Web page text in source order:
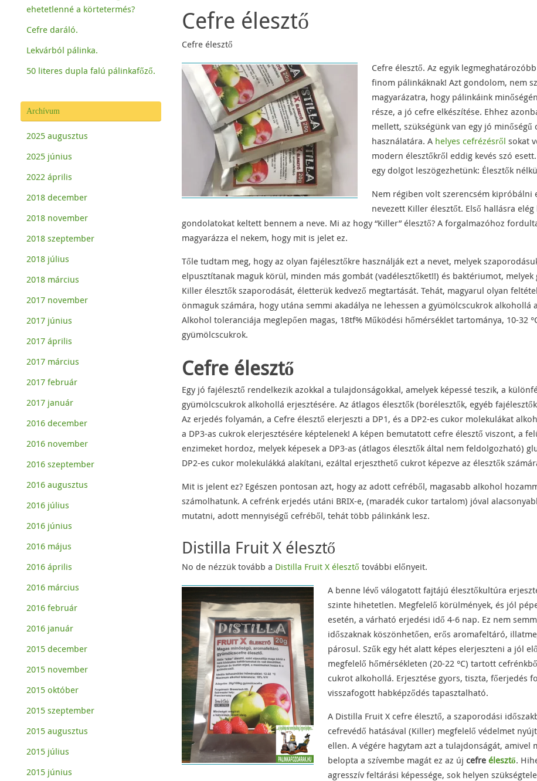
Cefre élesztő
Cefre élesztő
Cefre élesztő. Az egyik
finom pálinkáknak! Azt gondolom, nem
magyarázatra, hogy pálinkáink
része, a jó cefre elkészítése. Ehhez
mellett, szükségünk van egy jó minőségű
használatára. A helyes cefrézésről sokat
modern élesztőkről eddig kevés szó
egy dolgot leszögezhetünk: Élesztők
Nem régiben volt szerencsém kipróbálni
nevezett Killer élesztőt. Első hallásra
gondolatokat keltett bennem a neve. Mi az hogy “Killer” élesztő? A forgalmazóhoz
magyarázza el nekem, hogy mit is jelet ez.
Tőle tudtam meg, hogy az olyan fajélesztőkre használják ezt a nevet, melyek
elpusztítanak maguk körül, minden más gombát (vadélesztőket!!) és baktériumot, melyek
Killer élesztők szaporodását, életterük kedvező megtartását. Tehát, magyarul olyan
önmaguk számára, hogy utána semmi akadálya ne lehessen a gyümölcscukrok alkohollá
Alkohol toleranciája meglepően magas, 18tf% Működési hőmérséklet tartománya, 10-32
gyümölcscukrok.
Cefre élesztő
Egy jó fajélesztő rendelkezik azokkal a tulajdonságokkal, amelyek képessé teszik, a
gyümölcscukrok alkohollá erjesztésére. Az átlagos élesztők (borélesztők, egyéb
Az erjedés folyamán, a Cefre élesztő elerjeszti a DP1, és a DP2-es cukor molekulákat
a DP3-as cukrok elerjesztésére képtelenek! A képen bemutatott cefre élesztő viszont, a
enzimeket hordoz, melyek képesek a DP3-as (átlagos élesztők által nem feldolgozható)
DP2-es cukor molekulákká alakítani, ezáltal erjeszthető cukrot képezve az élesztők
Mit is jelent ez? Egészen pontosan azt, hogy az adott cefréből, magasabb alkohol
számolhatunk. A cefrénk erjedés utáni BRIX-e, (maradék cukor tartalom) jóval
mutatni, adott mennyiségű cefréből, tehát több pálinkánk lesz.
Distilla Fruit X élesztő
No de nézzük tovább a Distilla Fruit X élesztő további előnyeit.
A benne lévő válogatott fajtájú élesztőkultúra
szinte hihetetlen. Megfelelő körülmények, és jól
esetén, a várható erjedési idő 4-6 nap. Ez nem
időszaknak köszönhetően, erős aromafeltáró,
párosul. Szűk egy hét alatt képes elerjeszteni a jól
megfelelő hőmérsékleten (20-22 °C) tartott
cukrot alkohollá. Erjesztése gyors, tiszta, főerjedés
visszafogott habképződés tapasztalható.
A Distilla Fruit X cefre élesztő, a szaporodási
cefrevédő hatásával (Killer) megfelelő védelmet
ellen. A végére hagytam azt a tulajdonságát, amivel
belopta a szívembe magát ez az új cefre élesztő.
agresszív feltárási képessége, sok helyen
ehetetlenné a körtetermés?
Cefre daráló.
Lekvárból pálinka.
50 literes dupla falú pálinkafőző.
Archívum
2025 augusztus
2025 június
2022 április
2018 december
2018 november
2018 szeptember
2018 július
2018 március
2017 november
2017 június
2017 április
2017 március
2017 február
2017 január
2016 december
2016 november
2016 szeptember
2016 augusztus
2016 július
2016 június
2016 május
2016 április
2016 március
2016 február
2016 január
2015 december
2015 november
2015 október
2015 szeptember
2015 augusztus
2015 július
2015 június